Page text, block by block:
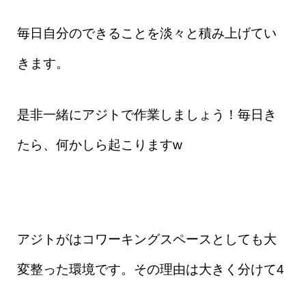
毎日自分のできることを淡々と積み上げてい
きます。
是非一緒にアジトで作業しましょう！毎日き
たら、何かしら起こりますw
アジトがはコワーキングスペースとしても大
変整った環境です。その理由は大きく分けて4